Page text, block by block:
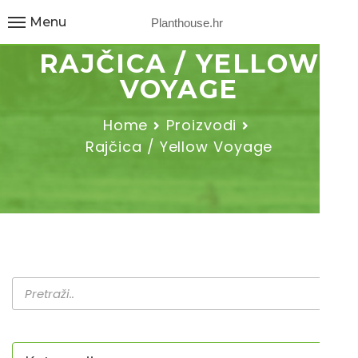
Planthouse.hr
Menu
RAJČICA / YELLOW
VOYAGE
Home
Proizvodi
Rajčica / Yellow Voyage